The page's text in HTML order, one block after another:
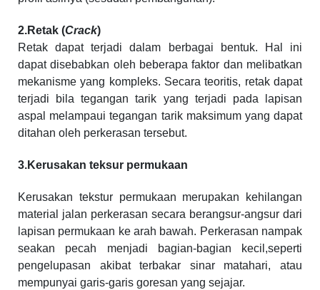
2.Retak (Crack)
Retak dapat terjadi dalam berbagai bentuk. Hal ini
dapat disebabkan oleh beberapa faktor dan melibatkan
mekanisme yang kompleks. Secara teoritis, retak dapat
terjadi bila tegangan tarik yang terjadi pada lapisan
aspal melampaui tegangan tarik maksimum yang dapat
ditahan oleh perkerasan tersebut.
3.Kerusakan teksur permukaan
Kerusakan tekstur permukaan merupakan kehilangan
material jalan perkerasan secara berangsur-angsur dari
lapisan permukaan ke arah bawah. Perkerasan nampak
seakan pecah menjadi bagian-bagian kecil,seperti
pengelupasan akibat terbakar sinar matahari, atau
mempunyai garis-garis goresan yang sejajar.